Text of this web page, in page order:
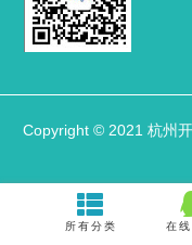
联系方式 关于我们
免费版说明 版权条
Copyright © 2021 杭州
所有分类 在